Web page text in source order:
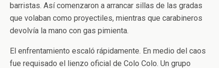
barristas. Así comenzaron a arrancar sillas de las gradas
que volaban como proyectiles, mientras que carabineros
devolvía la mano con gas pimienta.
El enfrentamiento escaló rápidamente. En medio del caos
fue requisado el lienzo oficial de Colo Colo. Un grupo